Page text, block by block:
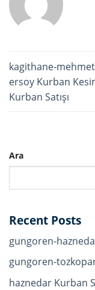
kagithane-
ersoy Kurban
Kurban Satışı
Ara
Recent Posts
gungoren-
gungoren-
haznedar Kurban